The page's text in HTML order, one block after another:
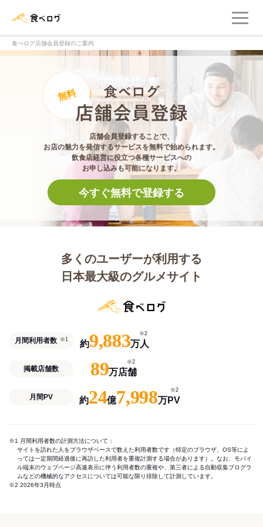
食べログ店舗会員登録のご案内
食べログ店舗会員
無料
店舗会員登録することで、
お店の魅力を発信するサービスを無料で始められます。
飲食店経営に役立つ各種サービスへの
お申し込みも可能になります。
今すぐ無料で登録する
多くのユーザーが利用する
日本最大級のグルメサイト
月間利用者数 ※1 約9,883万人
※2
掲載店舗数 89万店舗
※2
月間PV 約24億7,998万PV
※2
※1 月間利用者数の計測方法について：
サイトを訪れた人をブラウザベースで数えた利用者数です（特定のブラウザ、OS等によ
っては一定期間経過後に再訪した利用者を重複計測する場合があります）。なお、モバイ
ル端末のウェブページ高速表示に伴う利用者数の重複や、第三者による自動収集プログラ
ムなどの機械的なアクセスについては可能な限り排除して計測しています。
※2 2026年3月時点